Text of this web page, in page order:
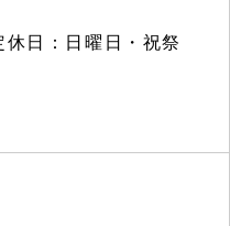
日：日曜日・祝祭